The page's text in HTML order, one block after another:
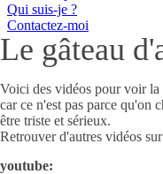
Qui suis-je ?
Contactez-moi
Le gâteau
Voici des vidéos pour voir
car ce n'est pas parce qu'on
être triste et sérieux.
Retrouver d'autres vidéos
youtube: